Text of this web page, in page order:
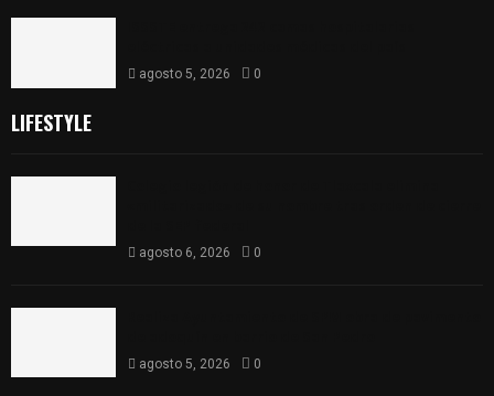
agosto 5, 2026 0
LIFESTYLE
agosto 6, 2026 0
agosto 5, 2026 0